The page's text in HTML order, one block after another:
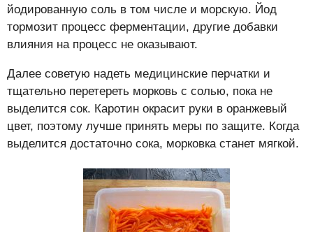
йодированную соль в том числе и морскую. Йод
тормозит процесс ферментации, другие добавки
влияния на процесс не оказывают.
Далее советую надеть медицинские перчатки и
тщательно перетереть морковь с солью, пока не
выделится сок. Каротин окрасит руки в оранжевый
цвет, поэтому лучше принять меры по защите. Когда
выделится достаточно сока, морковка станет мягкой.